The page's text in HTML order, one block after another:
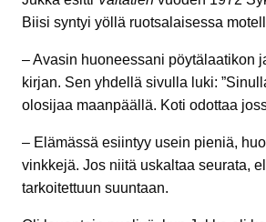
Biisi syntyi yöllä ruotsalaisessa
– Avasin huoneessani pöytälaatikon
kirjan. Sen yhdellä sivulla luki:
olosijaa maanpäällä. Koti odottaa
– Elämässä esiintyy usein pieniä,
vinkkejä. Jos niitä uskaltaa seurata,
tarkoitettuun suuntaan.